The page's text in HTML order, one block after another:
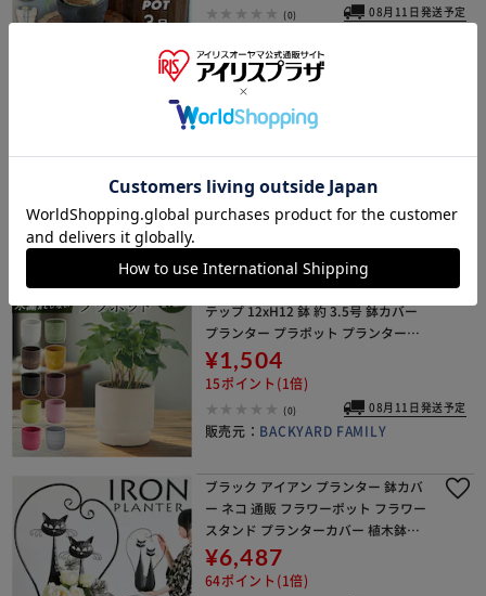
(0) 08月11日発送予定
植木鉢 プラスチック 丸型 通販 SK ス
テップ 15.5xH15 鉢 約 5号 鉢カバー
プランター プラポット プランターカ
バー 植木 ポット 鉢植え おしゃれ 軽量
軽い 観葉植物 フラワーアレ
¥1,779
17ポイント(1倍)
(0) 08月11日発送予定
植木鉢 プラスチック 丸型 通販 SK ス
テップ 12xH12 鉢 約 3.5号 鉢カバー
プランター プラポット プランターカ
バー 植木 ポット 鉢植え おしゃれ 軽量
軽い 観葉植物 フラワーアレ
¥1,504
15ポイント(1倍)
(0) 08月11日発送予定
販売元： BACKYARD FAMILY
ブラック アイアン プランター 鉢カバ
ー ネコ 通販 フラワーポット フラワー
スタンド プランターカバー 植木鉢カ
バー ３号ポット お花 花 ガーデニング
観葉植物 室内 植物 ２匹のネコ 猫 ねこ
¥6,487
64ポイント(1倍)